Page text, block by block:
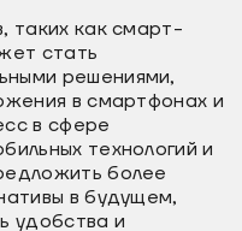
таких как смарт-
стать
решениями,
в смартфонах и
в сфере
технологий и
более
в будущем,
удобства и